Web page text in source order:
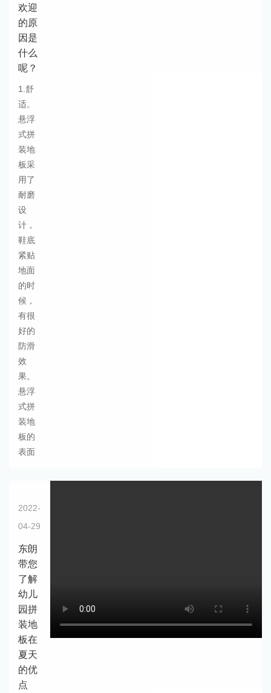
欢迎
的原
因是
什么
呢？
1.舒
适。
悬浮
式拼
装地
板采
用了
耐磨
设
计，
鞋底
紧贴
地面
的时
候，
有很
好的
防滑
效
果。
悬浮
式拼
装地
板的
表面
2022-
04-29
东朗
带您
了解
幼儿
园拼
装地
板在
夏天
的优
点